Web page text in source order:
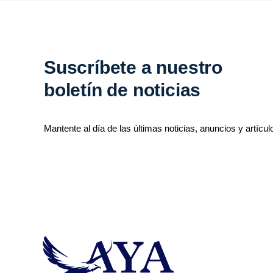
Suscríbete a nuestro
boletín de noticias
Mantente al día de las últimas noticias, anuncios y